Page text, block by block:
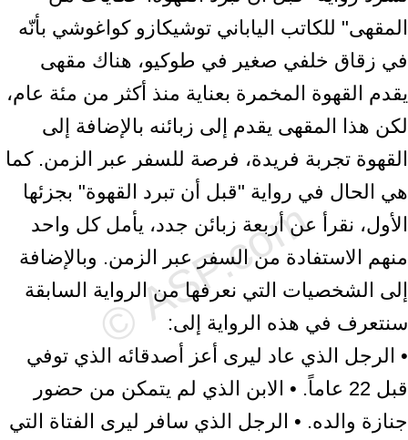
المقهى" للكاتب الياباني توشيكازو كواغوشي بأنّه
في زقاق خلفي صغير في طوكيو، هناك مقهى
يقدم القهوة المخمرة بعناية منذ أكثر من مئة عام،
لكن هذا المقهى يقدم إلى زبائنه بالإضافة إلى
القهوة تجربة فريدة، فرصة للسفر عبر الزمن. كما
هي الحال في رواية "قبل أن تبرد القهوة" بجزئها
الأول، نقرأ عن أربعة زبائن جدد، يأمل كل واحد
منهم الاستفادة من السفر عبر الزمن. وبالإضافة
إلى الشخصيات التي نعرفها من الرواية السابقة
سنتعرف في هذه الرواية إلى:
• الرجل الذي عاد ليرى أعز أصدقائه الذي توفي
قبل 22 عاماً. • الابن الذي لم يتمكن من حضور
جنازة والده. • الرجل الذي سافر ليرى الفتاة التي